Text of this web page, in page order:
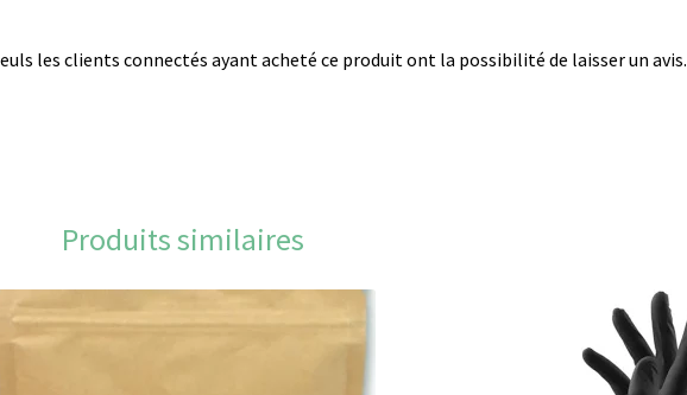
les clients connectés ayant acheté ce produit ont la possibilité de laisser un avis.
Produits similaires